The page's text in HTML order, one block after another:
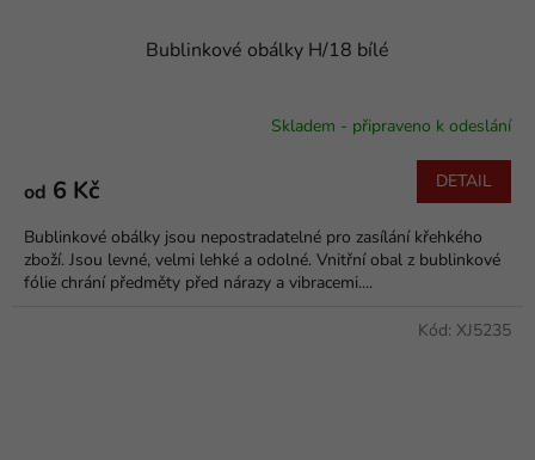
Bublinkové obálky H/18 bílé
Skladem - připraveno k odeslání
od 6 Kč DETAIL
Bublinkové obálky jsou nepostradatelné pro zasílání křehkého
zboží. Jsou levné, velmi lehké a odolné. Vnitřní obal z bublinkové
fólie chrání předměty před nárazy a vibracemi....
Kód: XJ5235